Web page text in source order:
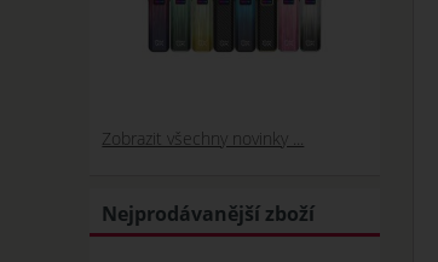
Zobrazit všechny novinky ...
Nejprodávanější zboží